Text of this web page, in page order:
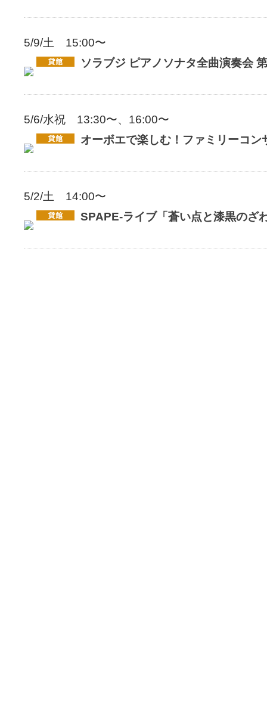
5/9/土 15:00〜
ソラブジ ピアノソナタ全曲演奏会
5/6/水祝 13:30〜、16:00〜
オーボエで楽しむ！ファミリーコン
5/2/土 14:00〜
SPAPE-ライブ「蒼い点と漆黒のざ